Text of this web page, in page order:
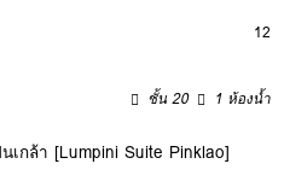
12
ชั้น 20
1 ห้องน้ำ
กล้า [Lumpini Suite Pinklao]